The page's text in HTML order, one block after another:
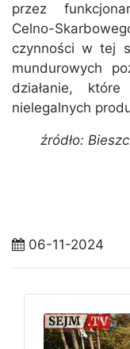
przez
Celno-
czynności w tej
mundurowych
działanie,
nielegalnych
źródło:
06-11-2024